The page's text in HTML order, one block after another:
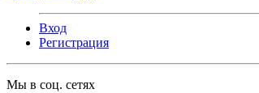
Вход
Регистрация
Мы в соц. сетях